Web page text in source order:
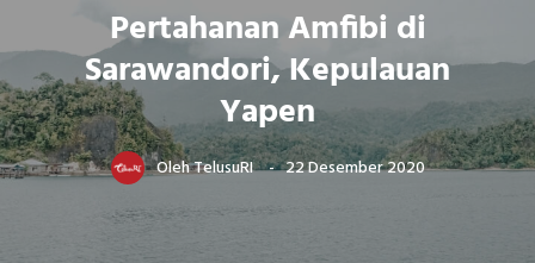
Pertahanan Amfibi di
Sarawandori, Kepulauan
Yapen
OlehTelusuRI 22 Desember 2020